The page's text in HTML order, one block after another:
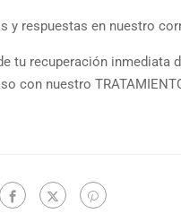
y respuestas en nuestro
tu recuperación inmediata
con nuestro